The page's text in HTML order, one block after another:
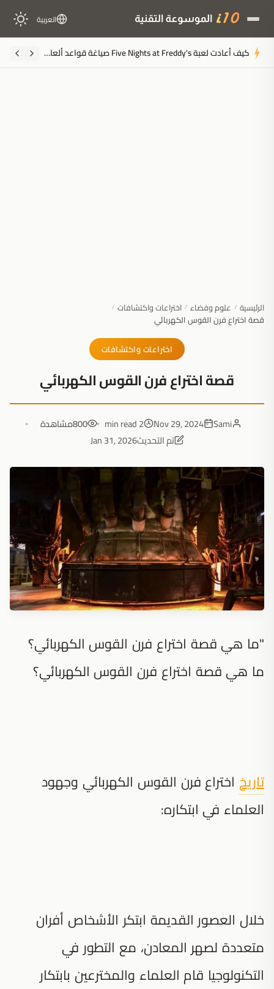
العربية
ملخَّص المقال كيف أعادت لعبة Five Nights at Freddy's صياغة قواعد ألعاب الرعب قبل 12 عاماً
الرئيسية / علوم وفضاء / اختراعات واكتشافات /
قصة اختراع فرن القوس الكهربائي
اختراعات واكتشافات
قصة اختراع فرن القوس الكهربائي
Sami
Nov 29, 2024
2 min read
800مشاهدة
تم التحديثJan 31, 2026
"ما هي قصة اختراع فرن القوس الكهربائي؟
ما هي قصة اختراع فرن القوس الكهربائي؟
تاريخ اختراع فرن القوس الكهربائي وجهود
العلماء في ابتكاره:
خلال العصور القديمة ابتكر الأشخاص أفران
متعددة لصهر المعادن، مع التطور في
التكنولوجيا قام العلماء والمخترعين بابتكار